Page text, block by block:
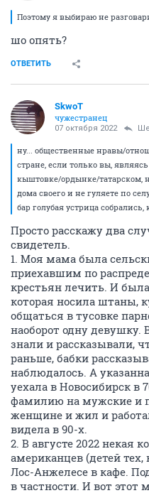
Поэтому я выбираю не
шо опять?
ОТВЕТИТЬ
SkwоT
чужестранец
07 октября 2022
ну... общественные нравы/
стране, если только вы,
кыштовке/ордынке/татарском,
дома своего и не гуляете по
бар голубая устрица собрались,
Просто расскажу два
свидетель.
1. Моя мама была
приехавшим по
крестьян лечить. И
которая носила штаны,
общаться в тусовке
наоборот одну девушку.
знали и рассказывали,
раньше, бабки
наблюдалось. А
уехала в Новосибирск в
фамилию на мужские и
женщине и жил и
видела в 90-х.
2. В августе 2022 некая
американцев (детей тех,
Лос-Анжелесе в кафе.
в частности. И вот этот